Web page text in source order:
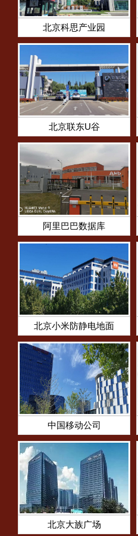
北京科思产业园
北京联东U谷
阿里巴巴数据库
北京小米防静电地面
中国移动公司
北京大族广场